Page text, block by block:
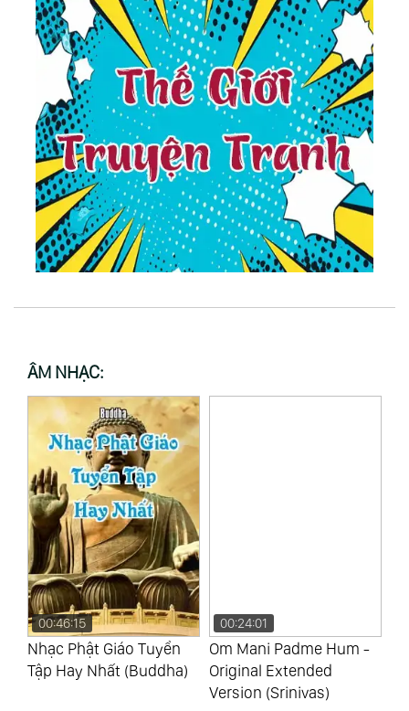
ÂM NHẠC:
00:46:15
Nhạc Phật Giáo Tuyển
Tập Hay Nhất (Buddha)
00:24:01
Om Mani Padme Hum -
Original Extended
Version (Srinivas)